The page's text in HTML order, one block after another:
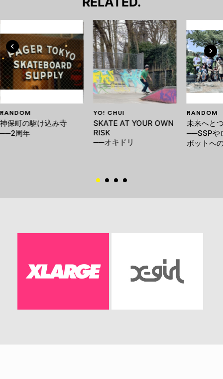
RANDOM
神保町の駆け込み寺
──2周年
YO! CHUI
SKATE AT YOUR OWN
RISK
──オキドリ
RANDOM
未来へと
──SSPや
ポットへ